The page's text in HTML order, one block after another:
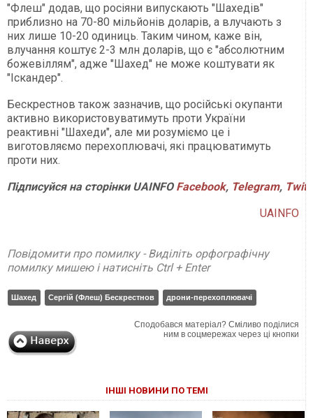
"Флеш" додав, що росіяни випускають "Шахедів"
приблизно на 70-80 мільйонів доларів, а влучають з
них лише 10-20 одиниць. Таким чином, каже він,
влучання коштує 2-3 млн доларів, що є "абсолютним
божевіллям", адже "Шахед" не може коштувати як
"Іскандер".
Бескрестнов також зазначив, що російські окупанти
активно використовуватимуть проти України
реактивні "Шахеди", але ми розуміємо це і
виготовляємо перехоплювачі, які працюватимуть
проти них.
ПідписуйсянасторінкиUAINFO Facebook, Telegram,
UAINFO
Повідомити про помилку - Виділіть орфографічну
помилку мишею і натисніть Ctrl + Enter
Шахед Сергій (Флеш) Бескрестнов дрони-перехоплювачі
Сподобався матеріал? Сміливо поділися
ним в соцмережах через ці кнопки
ІНШІ НОВИНИ ПО ТЕМІ